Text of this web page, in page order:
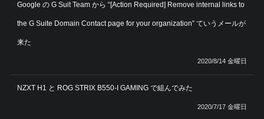
Google の G Suit Team から “[Action Required] Remove internal links to
the G Suite Domain Contact page for your organization” ていうメールが
来た
2020/8/14 金曜日
NZXT H1 と ROG STRIX B550-I GAMING で組んでみた
2020/7/17 金曜日